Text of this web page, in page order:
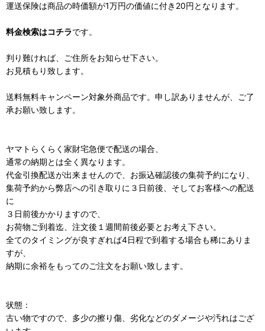
運送保険は商品の時価額が1万円の価値に付き20円となります。
料金検索はコチラです。
判り難ければ、ご住所をお知らせ下さい。
お見積もり致します。
送料無料キャンペーン対象外商品です。申し訳ありませんが、ご了
承お願い致します。
ヤマトらくらく家財宅急便で配送の場合、
通常の納期とは全く異なります。
代金引換配送が出来ませんので、お振込確認後の集荷予約になり、
集荷予約から弊店への引き取りに３日前後、そしてお客様への配送
に
３日前後かかりますので、
お荷物ご到着迄、注文後１週間前後必要とお考え下さい。
全てのタイミングが良すぎれば4日程で到着する場合も稀にありま
すが、
納期に余裕をもってのご注文をお願い致します。
状態：
古い物ですので、多少の擦り傷、劣化などのダメージや汚れはござ